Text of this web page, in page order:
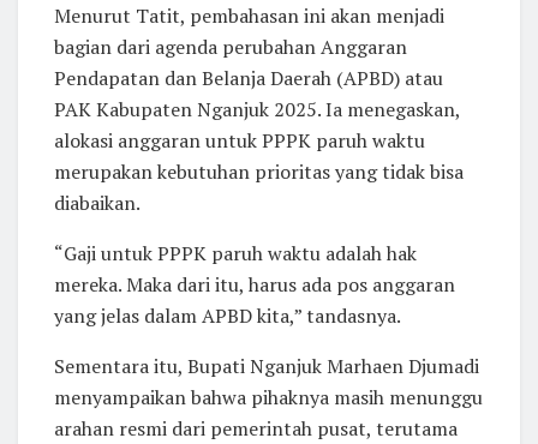
Menurut Tatit, pembahasan ini akan menjadi
bagian dari agenda perubahan Anggaran
Pendapatan dan Belanja Daerah (APBD) atau
PAK Kabupaten Nganjuk 2025. Ia menegaskan,
alokasi anggaran untuk PPPK paruh waktu
merupakan kebutuhan prioritas yang tidak bisa
diabaikan.
“Gaji untuk PPPK paruh waktu adalah hak
mereka. Maka dari itu, harus ada pos anggaran
yang jelas dalam APBD kita,” tandasnya.
Sementara itu, Bupati Nganjuk Marhaen Djumadi
menyampaikan bahwa pihaknya masih menunggu
arahan resmi dari pemerintah pusat, terutama